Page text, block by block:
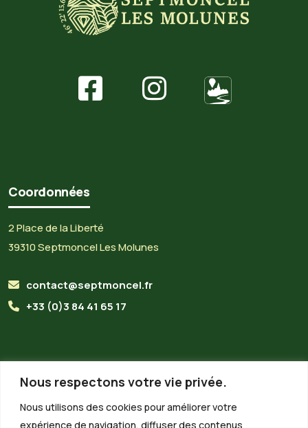
Nous respectons votre vie privée.
Nous utilisons des cookies pour améliorer votre
expérience de navigation, diffuser des contenus
Coordonnées
2 Place de la Liberté
39310 Septmoncel Les Molunes
contact@septmoncel.fr
+33 (0)3 84 41 65 17
Lundi :8h30 - 13h00